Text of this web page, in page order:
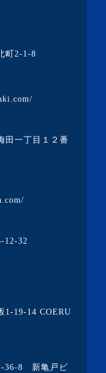
町2-1-8
田一丁目１２番
12-32
19-14 COERU
36-8 新亀戸ビ